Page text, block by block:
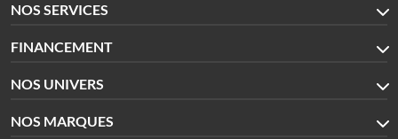
NOS SERVICES
FINANCEMENT
NOS UNIVERS
NOS MARQUES